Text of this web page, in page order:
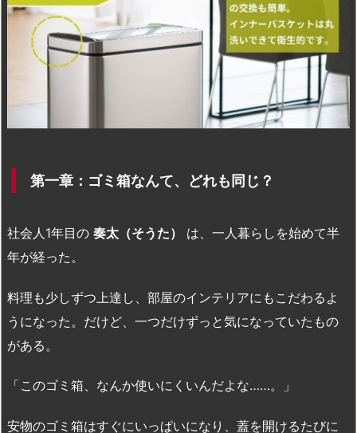
第一章：ゴミ箱なんて、どれも同じ？
社会人1年目の 奏太（そうた）
は、一人暮らしを始めて半
年が経った。
料理も少しずつ上達し、部屋のインテリアにもこだわるよ
うになった。だけど、一つだけずっと気になっていたもの
がある。
「このゴミ箱、なんか使いにくいんだよな……。」
安物のゴミ箱はすぐにいっぱいになり、蓋を開けるたびに